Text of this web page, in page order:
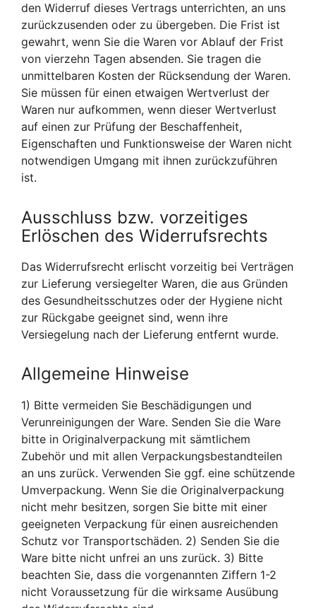
den Widerruf dieses Vertrags unterrichten, an uns
zurückzusenden oder zu übergeben. Die Frist ist
gewahrt, wenn Sie die Waren vor Ablauf der Frist
von vierzehn Tagen absenden. Sie tragen die
unmittelbaren Kosten der Rücksendung der Waren.
Sie müssen für einen etwaigen Wertverlust der
Waren nur aufkommen, wenn dieser Wertverlust
auf einen zur Prüfung der Beschaffenheit,
Eigenschaften und Funktionsweise der Waren nicht
notwendigen Umgang mit ihnen zurückzuführen
ist.
Ausschluss bzw. vorzeitiges
Erlöschen des Widerrufsrechts
Das Widerrufsrecht erlischt vorzeitig bei Verträgen
zur Lieferung versiegelter Waren, die aus Gründen
des Gesundheitsschutzes oder der Hygiene nicht
zur Rückgabe geeignet sind, wenn ihre
Versiegelung nach der Lieferung entfernt wurde.
Allgemeine Hinweise
1) Bitte vermeiden Sie Beschädigungen und
Verunreinigungen der Ware. Senden Sie die Ware
bitte in Originalverpackung mit sämtlichem
Zubehör und mit allen Verpackungsbestandteilen
an uns zurück. Verwenden Sie ggf. eine schützende
Umverpackung. Wenn Sie die Originalverpackung
nicht mehr besitzen, sorgen Sie bitte mit einer
geeigneten Verpackung für einen ausreichenden
Schutz vor Transportschäden. 2) Senden Sie die
Ware bitte nicht unfrei an uns zurück. 3) Bitte
beachten Sie, dass die vorgenannten Ziffern 1-2
nicht Voraussetzung für die wirksame Ausübung